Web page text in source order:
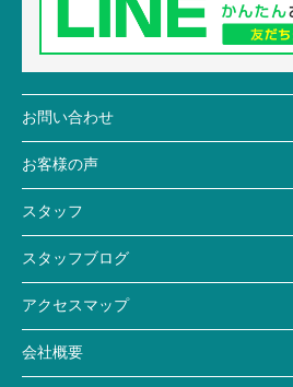
お問い合わせ
お客様の声
スタッフ
スタッフブログ
アクセスマップ
会社概要